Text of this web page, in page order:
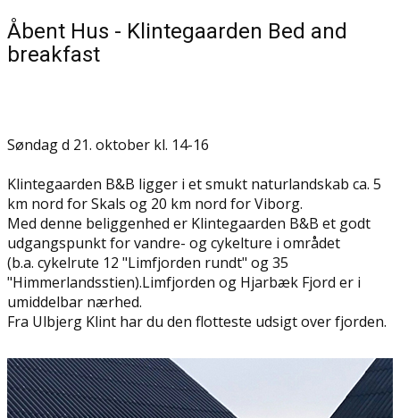
Åbent Hus - Klintegaarden Bed and
breakfast
Søndag d 21. oktober kl. 14-16
Klintegaarden B&B ligger i et smukt naturlandskab ca. 5
km nord for Skals og 20 km nord for Viborg.
Med denne beliggenhed er Klintegaarden B&B et godt
udgangspunkt for vandre- og cykelture i området
(b.a. cykelrute 12 "Limfjorden rundt" og 35
"Himmerlandsstien).Limfjorden og Hjarbæk Fjord er i
umiddelbar nærhed.
Fra Ulbjerg Klint har du den flotteste udsigt over fjorden.